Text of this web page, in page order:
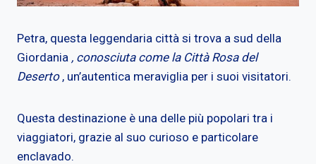
Petra, questa leggendaria città si trova a sud della
Giordania , conosciuta come la Città Rosa del
Deserto, un’autentica meraviglia per i suoi visitatori.
Questa destinazione è una delle più popolari tra i
viaggiatori, grazie al suo curioso e particolare
enclavado.